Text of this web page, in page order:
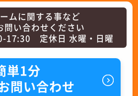
ムに関する事など
問い合わせください
17:30 定休日 水曜・日曜
単1分
問い合わせ